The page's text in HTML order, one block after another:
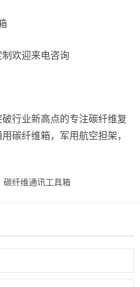
欢迎来电咨询
行业新高点的专注碳纤维复
碳纤维箱，军用航空担架，
碳纤维通讯工具箱